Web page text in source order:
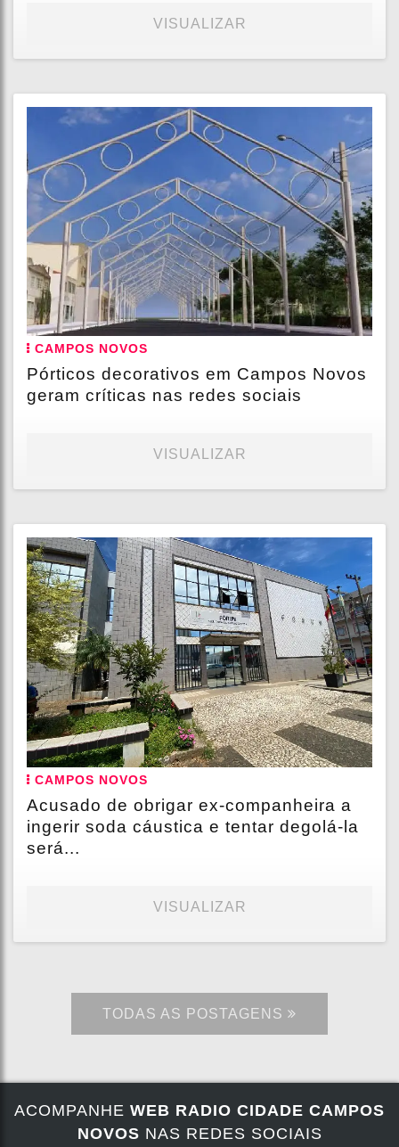
VISUALIZAR
CAMPOS NOVOS
Pórticos decorativos em Campos Novos
geram críticas nas redes sociais
VISUALIZAR
CAMPOS NOVOS
Acusado de obrigar ex-companheira a
ingerir soda cáustica e tentar degolá-la
será...
VISUALIZAR
TODAS AS POSTAGENS
ACOMPANHE WEB RADIO CIDADE CAMPOS
NOVOS NAS REDES SOCIAIS